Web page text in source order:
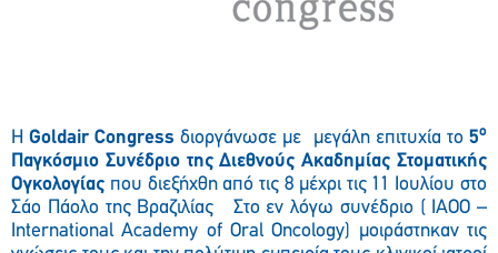
ΗGoldair Congressδιοργάνωσε με μεγάλη επιτυχία το5ο
Παγκόσμιο Συνέδριο της Διεθνούς Ακαδημίας Στοματικής
Ογκολογίας που διεξήχθη από τις 8 μέχρι τις 11 Ιουλίου στο
Σάο Πάολο της Βραζιλίας Στο εν λόγω συνέδριο ( IAOO –
International Academy of Oral Oncology) μοιράστηκαν τις